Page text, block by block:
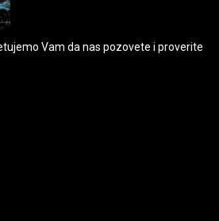
Vam da nas pozovete i proverite